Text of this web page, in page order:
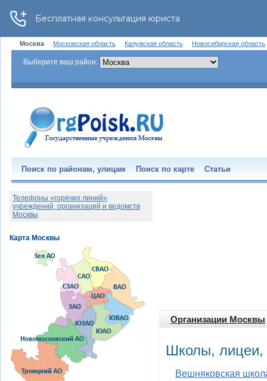
Москва Московская область Калужская область Новосибирская область
Выберите ваш район:
Поиск по районам, улицам Поиск по карте Статьи
Организации Москвы
Школы, лицеи,
Вешняковская
Телефоны «горячих линий»
учреждений, организаций и ведомств
Москвы